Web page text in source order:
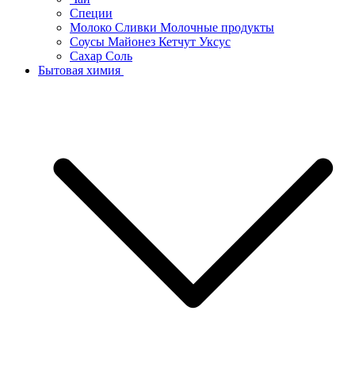
Специи
Молоко Сливки Молочные продукты
Соусы Майонез Кетчут Уксус
Сахар Соль
Бытовая химия